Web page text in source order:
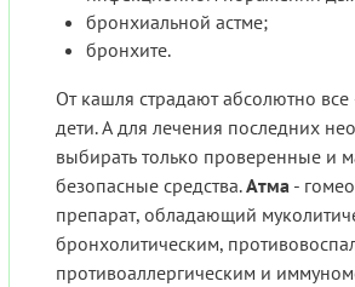
бронхиальной астме;
бронхите.
От кашля страдают абсолютно
дети. А для лечения последних
выбирать только проверенные и
безопасные средства.Атма -
препарат, обладающий
бронхолитическим,
противоаллергическим и